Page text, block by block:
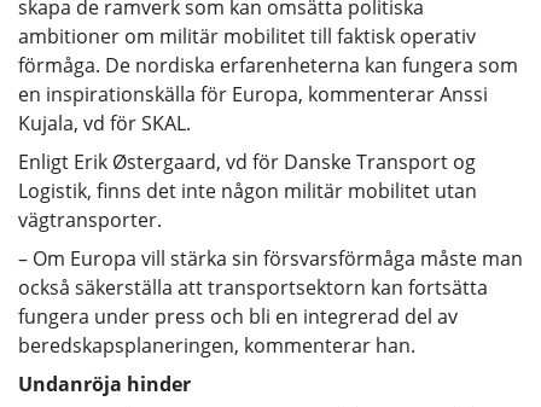
skapa de ramverk som kan omsätta politiska
ambitioner om militär mobilitet till faktisk operativ
förmåga. De nordiska erfarenheterna kan fungera som
en inspirationskälla för Europa, kommenterar Anssi
Kujala, vd för SKAL.
Enligt Erik Østergaard, vd för Danske Transport og
Logistik, finns det inte någon militär mobilitet utan
vägtransporter.
– Om Europa vill stärka sin försvarsförmåga måste man
också säkerställa att transportsektorn kan fortsätta
fungera under press och bli en integrerad del av
beredskapsplaneringen, kommenterar han.
Undanröja hinder